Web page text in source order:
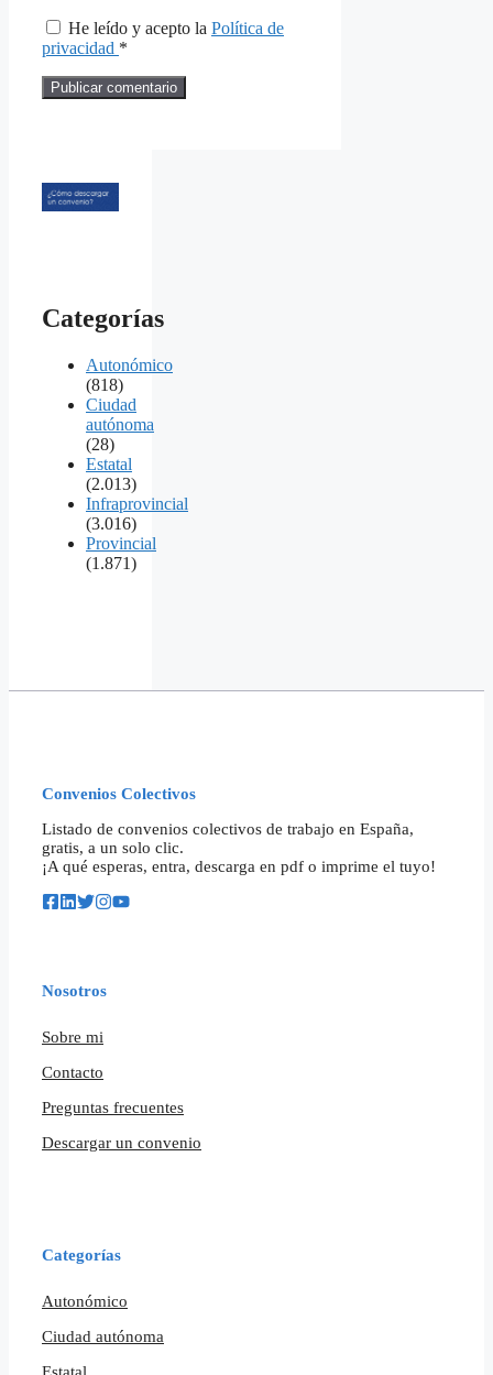
He leído y acepto la Política de
privacidad *
Categorías
Autonómico
(818)
Ciudad
autónoma
(28)
Estatal
(2.013)
Infraprovincial
(3.016)
Provincial
(1.871)
Convenios Colectivos
Listado de convenios colectivos de trabajo en España,
gratis, a un solo clic.
¡A qué esperas, entra, descarga en pdf o imprime el tuyo!
Nosotros
Sobre mi
Contacto
Preguntas frecuentes
Descargar un convenio
Categorías
Autonómico
Ciudad autónoma